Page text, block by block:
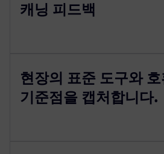
캐닝 피드백
현장의 표준 도구와
기준점을 캡처합니다.